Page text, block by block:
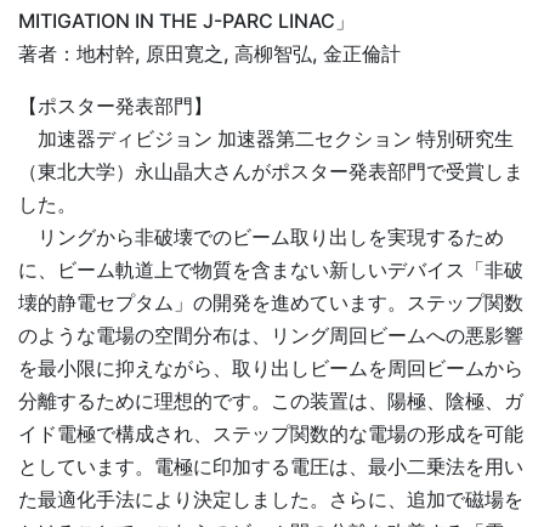
MITIGATION IN THE J-PARC LINAC 」
著者：地村幹, 原田寛之, 高柳智弘, 金正倫計
【ポスター発表部門】
加速器ディビジョン 加速器第二セクション 特別研究生
（東北大学）永山晶大さんがポスター発表部門で受賞しま
した。
リングから非破壊でのビーム取り出しを実現するため
に、ビーム軌道上で物質を含まない新しいデバイス「非破
壊的静電セプタム」の開発を進めています。ステップ関数
のような電場の空間分布は、リング周回ビームへの悪影響
を最小限に抑えながら、取り出しビームを周回ビームから
分離するために理想的です。この装置は、陽極、陰極、ガ
イド電極で構成され、ステップ関数的な電場の形成を可能
としています。電極に印加する電圧は、最小二乗法を用い
た最適化手法により決定しました。さらに、追加で磁場を